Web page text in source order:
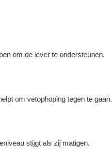
om de lever te ondersteunen.
om vetophoping tegen te gaan.
stijgt als zij matigen.